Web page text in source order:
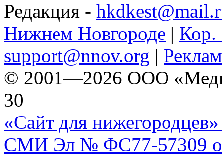
Редакция -
Нижнем Новгороде | Кор.
support@nnov.org |
© 2001—2026 ООО
30
«Сайт для нижегородцев»
СМИ Эл № ФС77-57309